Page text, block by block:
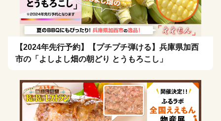
【2024年先行予約】【プチプチ弾ける】兵庫県加西
市の「よしよし畑の朝どり とうもろこし」